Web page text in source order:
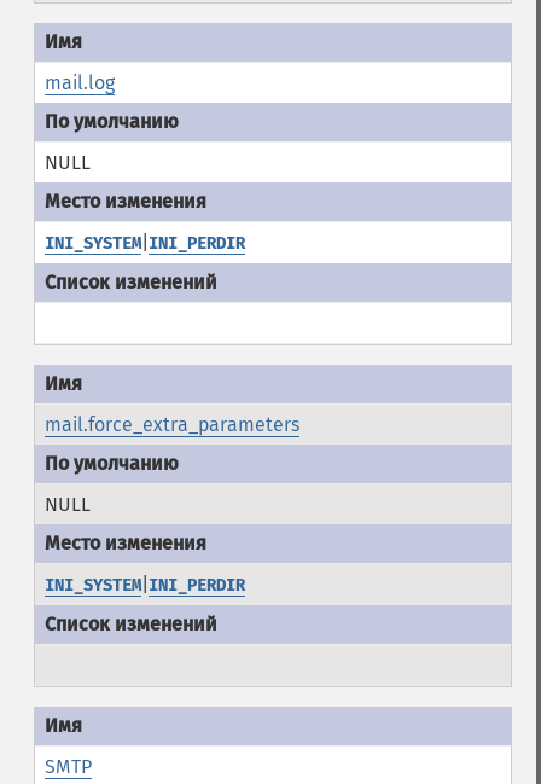
mail.log
NULL
INI_SYSTEM| INI_PERDIR
mail.force_extra_parameters
NULL
INI_SYSTEM| INI_PERDIR
SMTP